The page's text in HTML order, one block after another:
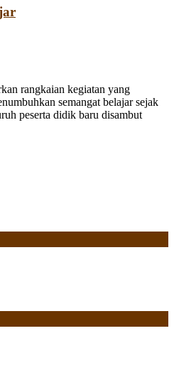
rangkaian kegiatan yang
semangat belajar sejak
peserta didik baru disambut